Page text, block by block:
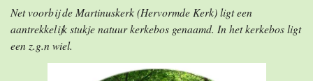
Net voorbij de Martinuskerk (Hervormde Kerk) ligt een
aantrekkelijk stukje natuur kerkebos genaamd. In het kerkebos ligt
een z.g.n wiel.